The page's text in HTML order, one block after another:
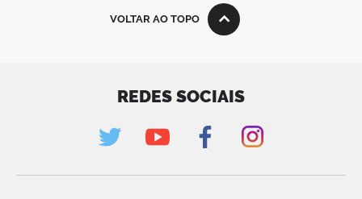
VOLTAR AO TOPO
REDES SOCIAIS